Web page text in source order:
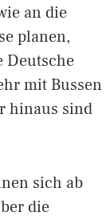
an die
planen,
Deutsche
mit Bussen
hinaus sind
sich ab
die